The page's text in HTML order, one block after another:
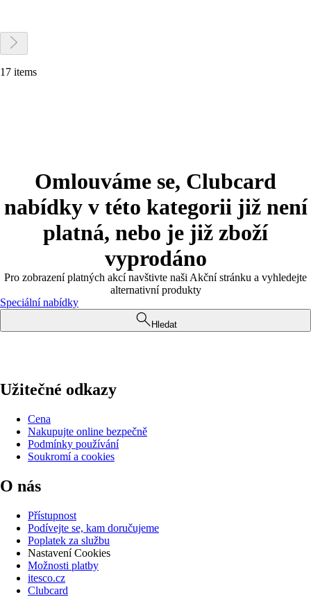
17 items
Omlouváme se, Clubcard
nabídky v této kategorii již není
platná, nebo je již zboží
vyprodáno
Pro zobrazení platných akcí navštivte naši Akční stránku a vyhledejte
alternativní produkty
Speciální nabídky
Hledat
Užitečné odkazy
Cena
Nakupujte online bezpečně
Podmínky používání
Soukromí a cookies
O nás
Přístupnost
Podívejte se, kam doručujeme
Poplatek za službu
Nastavení Cookies
Možnosti platby
itesco.cz
Clubcard